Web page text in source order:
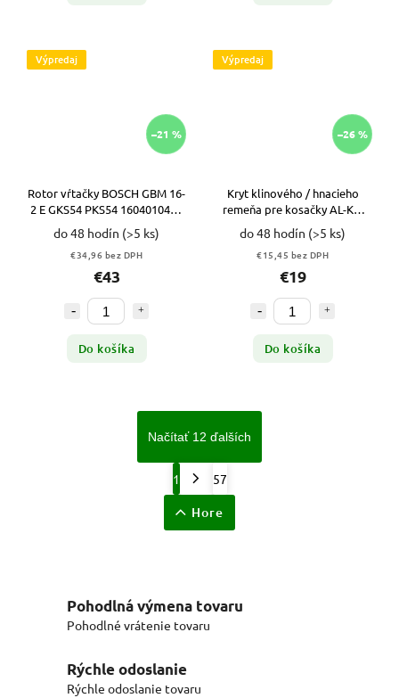
Výpredaj
–21 %
Rotor vŕtačky BOSCH GBM 16-
2 E GKS54 PKS54 1604010451
VYPR
do 48 hodín (>5 ks)
€34,96 bez DPH
€43
Do košíka
Výpredaj
–26 %
Kryt klinového / hnacieho
remeňa pre kosačky AL-KO
VYPR
do 48 hodín (>5 ks)
€15,45 bez DPH
€19
Do košíka
Načítať 12 ďalších
1 57
Hore
Pohodlná výmena tovaru
Pohodlné vrátenie tovaru
Rýchle odoslanie
Rýchle odoslanie tovaru